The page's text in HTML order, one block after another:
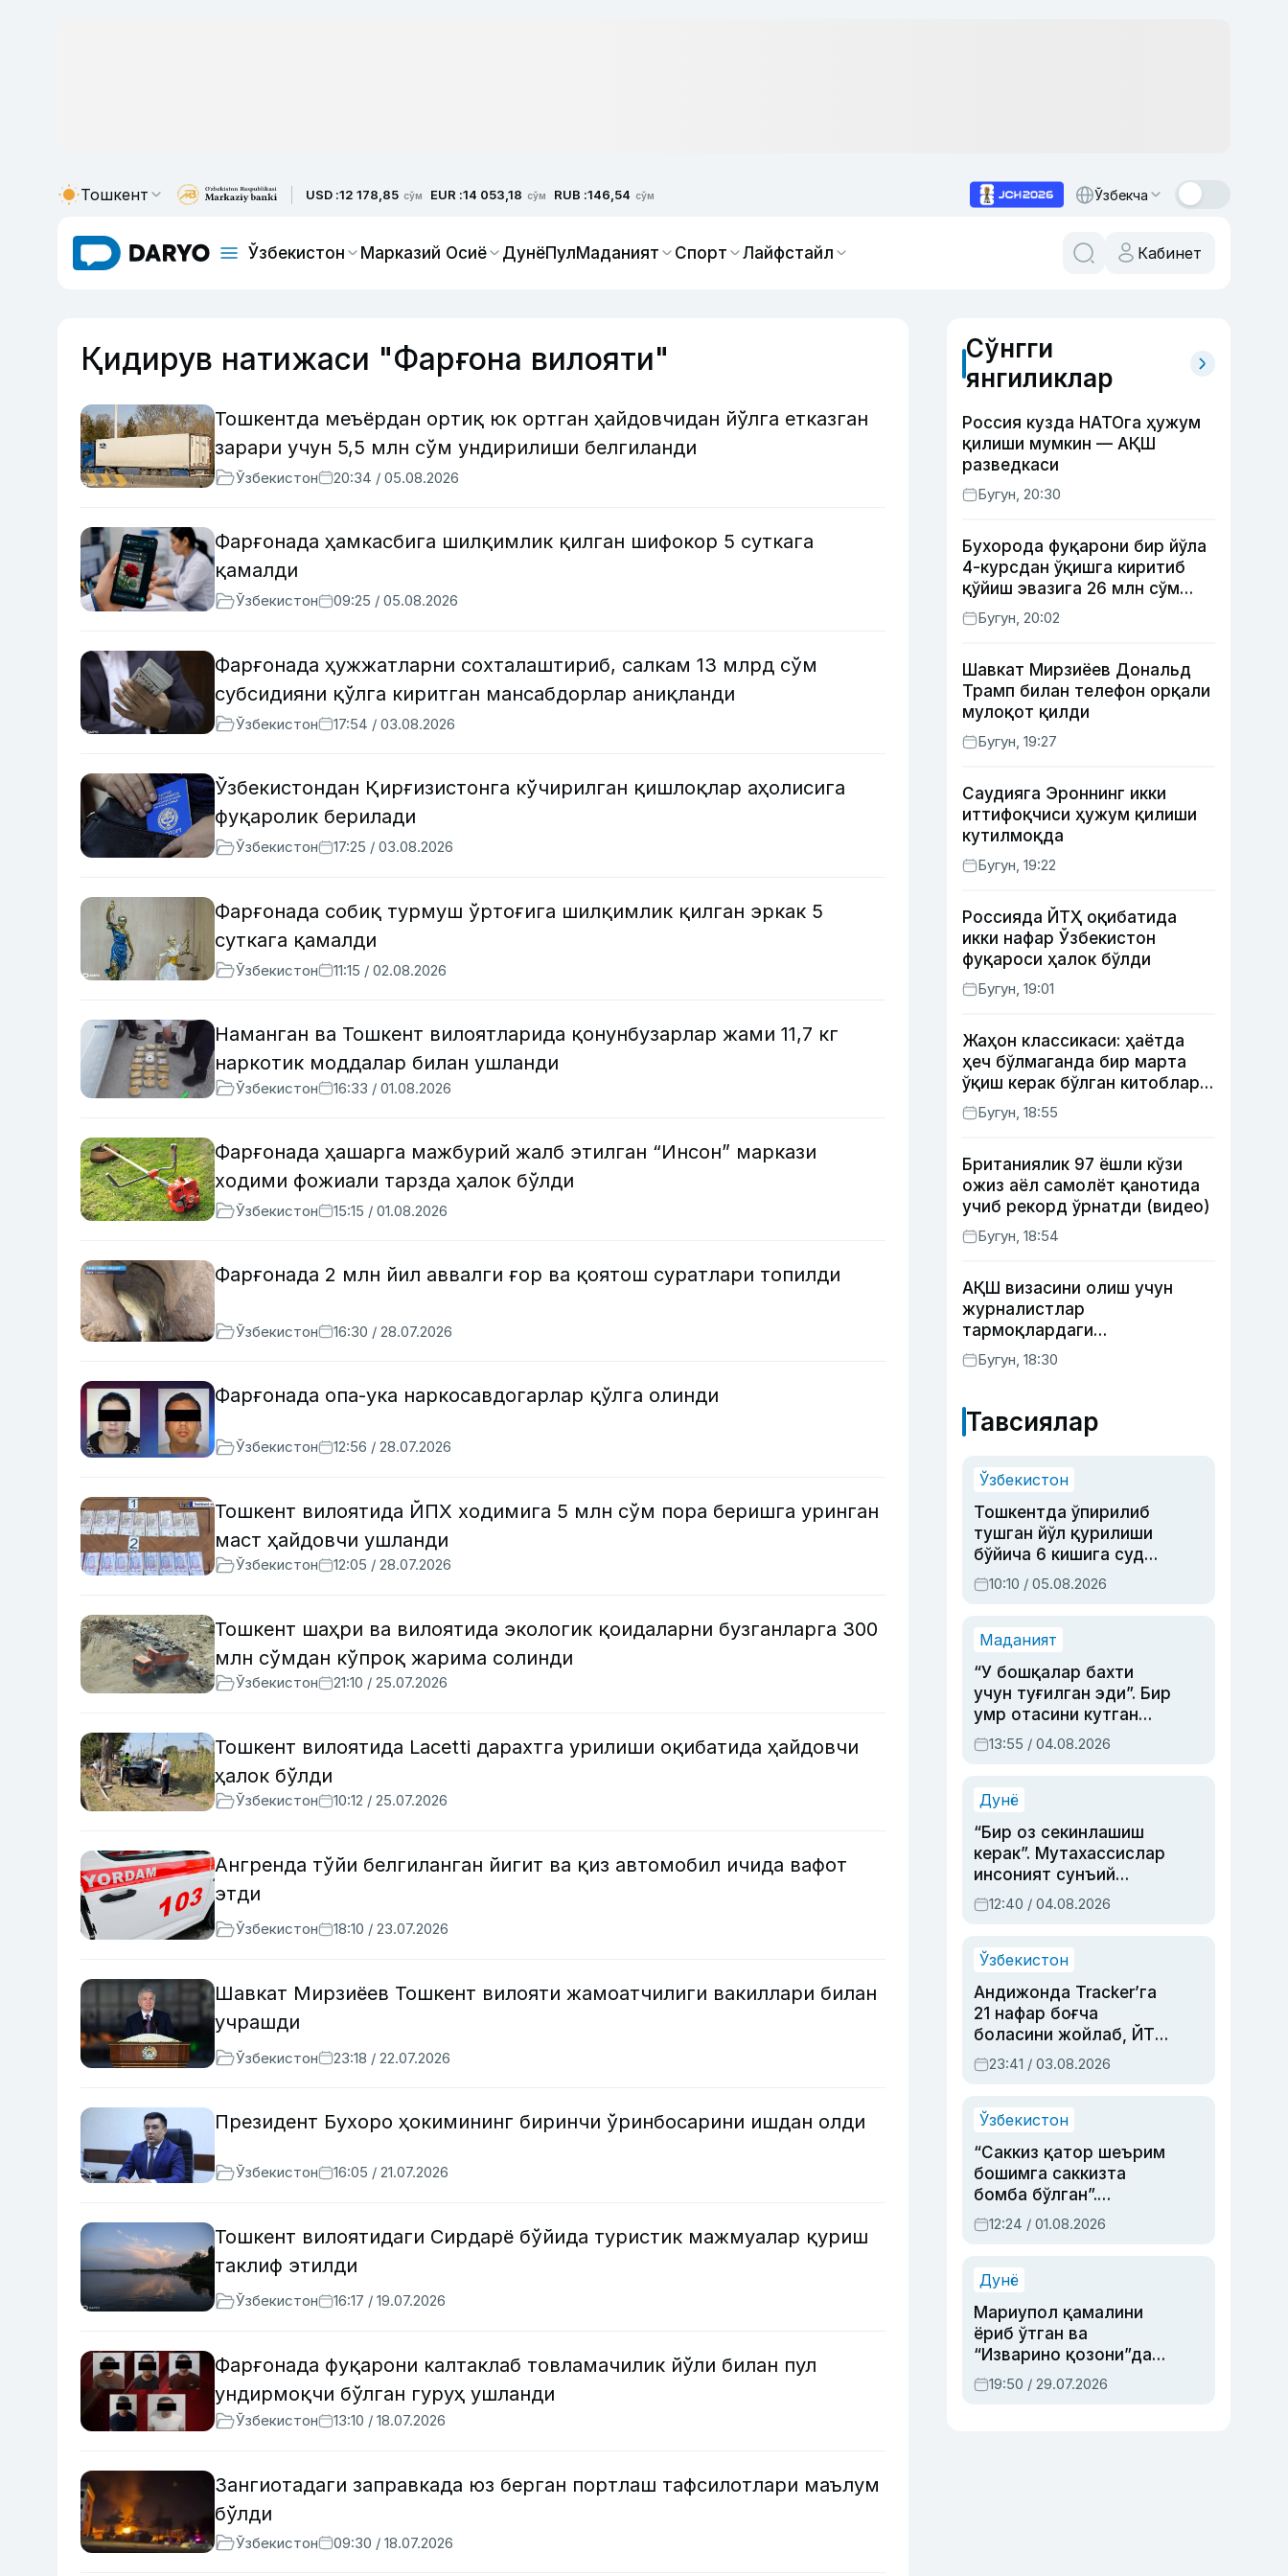
Тошкент USD :12 178,85 сўм EUR :14 053,18 сўм RUB :146,54 сўм Ўзбекча
Ўзбекистон Марказий Осиё ДунёПулМаданият Спорт Лайфстайл Кабинет
Қидирув натижаси "Фарғона вилояти"
Тошкентда меъёрдан ортиқ юк ортган ҳайдовчидан йўлга етказган
зарари учун 5,5 млн сўм ундирилиши белгиланди
Ўзбекистон 20:34 / 05.08.2026
Фарғонада ҳамкасбига шилқимлик қилган шифокор 5 суткага
қамалди
Ўзбекистон 09:25 / 05.08.2026
Фарғонада ҳужжатларни сохталаштириб, салкам 13 млрд сўм
субсидияни қўлга киритган мансабдорлар аниқланди
Ўзбекистон 17:54 / 03.08.2026
Ўзбекистондан Қирғизистонга кўчирилган қишлоқлар аҳолисига
фуқаролик берилади
Ўзбекистон 17:25 / 03.08.2026
Фарғонада собиқ турмуш ўртоғига шилқимлик қилган эркак 5
суткага қамалди
Ўзбекистон 11:15 / 02.08.2026
Наманган ва Тошкент вилоятларида қонунбузарлар жами 11,7 кг
наркотик моддалар билан ушланди
Ўзбекистон 16:33 / 01.08.2026
Фарғонада ҳашарга мажбурий жалб этилган “Инсон” маркази
ходими фожиали тарзда ҳалок бўлди
Ўзбекистон 15:15 / 01.08.2026
Фарғонада 2 млн йил аввалги ғор ва қоятош суратлари топилди
Ўзбекистон 16:30 / 28.07.2026
Фарғонада опа-ука наркосавдогарлар қўлга олинди
Ўзбекистон 12:56 / 28.07.2026
Тошкент вилоятида ЙПХ ходимига 5 млн сўм пора беришга уринган
маст ҳайдовчи ушланди
Ўзбекистон 12:05 / 28.07.2026
Тошкент шаҳри ва вилоятида экологик қоидаларни бузганларга 300
млн сўмдан кўпроқ жарима солинди
Ўзбекистон 21:10 / 25.07.2026
Тошкент вилоятида Lacetti дарахтга урилиши оқибатида ҳайдовчи
ҳалок бўлди
Ўзбекистон 10:12 / 25.07.2026
Ангренда тўйи белгиланган йигит ва қиз автомобил ичида вафот
этди
Ўзбекистон 18:10 / 23.07.2026
Шавкат Мирзиёев Тошкент вилояти жамоатчилиги вакиллари билан
учрашди
Ўзбекистон 23:18 / 22.07.2026
Президент Бухоро ҳокимининг биринчи ўринбосарини ишдан олди
Ўзбекистон 16:05 / 21.07.2026
Тошкент вилоятидаги Сирдарё бўйида туристик мажмуалар қуриш
таклиф этилди
Ўзбекистон 16:17 / 19.07.2026
Фарғонада фуқарони калтаклаб товламачилик йўли билан пул
ундирмоқчи бўлган гуруҳ ушланди
Ўзбекистон 13:10 / 18.07.2026
Зангиотадаги заправкада юз берган портлаш тафсилотлари маълум
бўлди
Ўзбекистон 09:30 / 18.07.2026
Сўнгги
янгиликлар
Россия кузда НАТОга ҳужум
қилиши мумкин — АҚШ
разведкаси
Бугун, 20:30
Бухорода фуқарони бир йўла
4-курсдан ўқишга киритиб
қўйиш эвазига 26 млн сўм
олган шахс ушланди
Бугун, 20:02
Шавкат Мирзиёев Дональд
Трамп билан телефон орқали
мулоқот қилди
Бугун, 19:27
Саудияга Эроннинг икки
иттифоқчиси ҳужум қилиши
кутилмоқда
Бугун, 19:22
Россияда ЙТҲ оқибатида
икки нафар Ўзбекистон
фуқароси ҳалок бўлди
Бугун, 19:01
Жаҳон классикаси: ҳаётда
ҳеч бўлмаганда бир марта
ўқиш керак бўлган китоблар
(II қисм)
Бугун, 18:55
Британиялик 97 ёшли кўзи
ожиз аёл самолёт қанотида
учиб рекорд ўрнатди (видео)
Бугун, 18:54
АҚШ визасини олиш учун
журналистлар
тармоқлардаги
профилларини очиб қўйиши
талаб этилиши мумкин
Бугун, 18:30
Тавсиялар
Ўзбекистон
Тошкентда ўпирилиб
тушган йўл қурилиши
бўйича 6 кишига суд
ҳукми ўқилди
10:10 / 05.08.2026
Маданият
“У бошқалар бахти
учун туғилган эди”. Бир
умр отасини кутган
актриса ва дубльяж
устаси Римма
синовларга тўла ҳаёти
13:55 / 04.08.2026
Дунё
“Бир оз секинлашиш
керак”. Мутахассислар
инсоният сунъий
интеллектни бошқара
олмай қолишидан
12:40 / 04.08.2026
Ўзбекистон
Андижонда Tracker’га
21 нафар боғча
боласини жойлаб, ЙТҲ
содир этган аёлга суд
ҳукми ўқилди
23:41 / 03.08.2026
Ўзбекистон
“Саккиз қатор шеърим
бошимга саккизта
бомба бўлган”.
Абдулла Ориповни
сиёсий айбловлардан
12:24 / 01.08.2026
Дунё
Мариупол қамалини
ёриб ўтган ва
“Изварино қозони”дан
чиққан қаҳрамон —
Украина армияси бош
19:50 / 29.07.2026